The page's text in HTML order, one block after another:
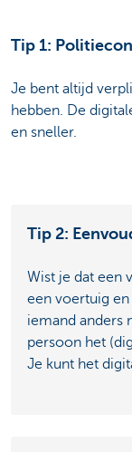
Tip 1:
Je bent altijd
hebben. De
en sneller.
Tip 2:
Wist je dat een
een voertuig en
iemand anders
persoon het
Je kunt het